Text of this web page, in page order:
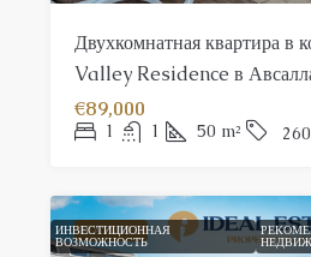
Двухкомнатная квартира в
Valley Residence в
€89,000
1 1 50 m²
FEATURED
ИНВЕСТИЦИОННАЯ
ВОЗМОЖНОСТЬ